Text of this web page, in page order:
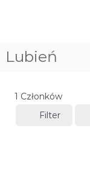
Myślenickiej
Lubień
1 Członków
Filter